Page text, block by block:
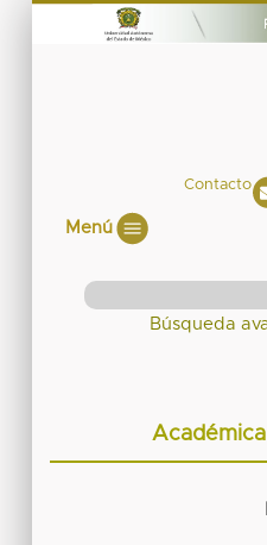
Contacto
Menú
Académica